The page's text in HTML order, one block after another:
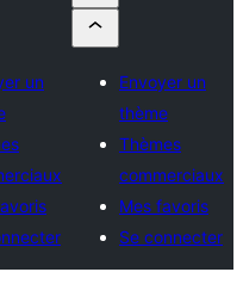
un
Envoyer un
thème
Thèmes
commerciaux
Mes favoris
Se connecter